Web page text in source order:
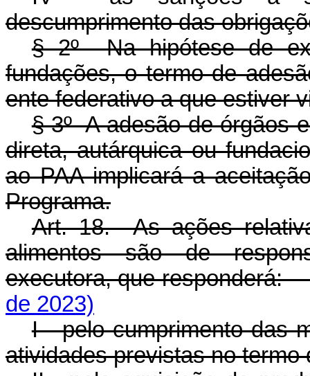
descumprimento das
§ 2º Na hipótese de
fundações, o termo de
ente federativo a que estiver
§ 3º A adesão de órgãos
direta, autárquica ou
ao PAA implicará a
Programa.
Art. 18. As ações
alimentos são de
executora, que
de 2023)
I - pelo cumprimento das
atividades previstas no termo